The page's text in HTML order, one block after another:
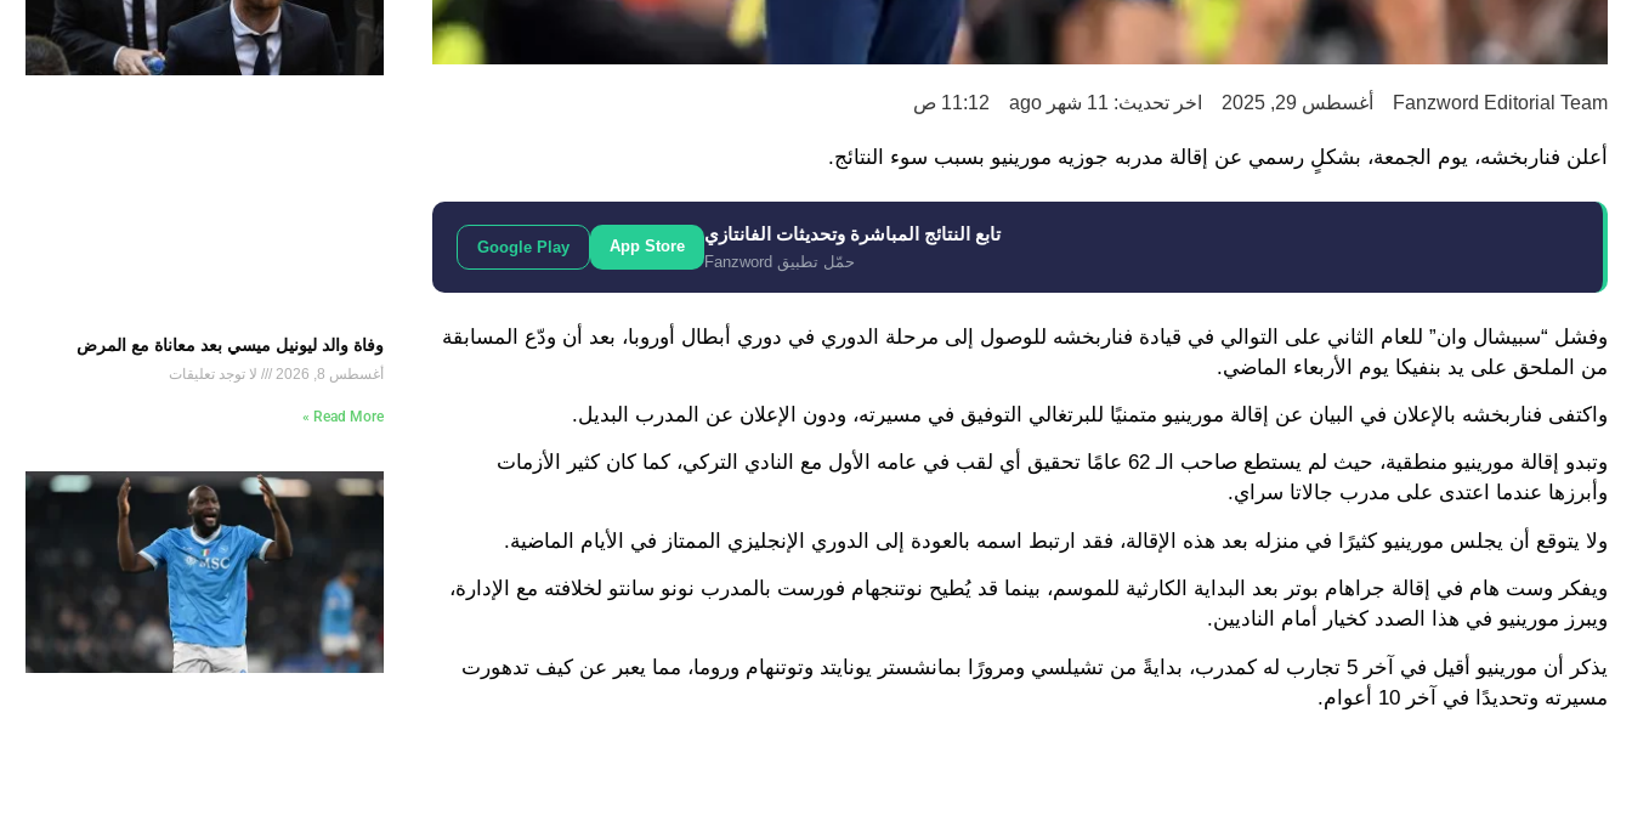
Fanzword Editorial Team أغسطس 29, 2025 اخر تحديث: 11 شهر ago 11:12 ص
أعلن فناربخشه، يوم الجمعة، بشكلٍ رسمي عن إقالة مدربه جوزيه مورينيو بسبب سوء النتائج.
تابع النتائج المباشرة وتحديثات الفانتازي
حمّل تطبيق Fanzword
App Store
Google Play
وفشل “سبيشال وان” للعام الثاني على التوالي في قيادة فناربخشه للوصول إلى مرحلة الدوري في دوري أبطال أوروبا، بعد أن ودّع المسابقة
من الملحق على يد بنفيكا يوم الأربعاء الماضي.
واكتفى فناربخشه بالإعلان في البيان عن إقالة مورينيو متمنيًا للبرتغالي التوفيق في مسيرته، ودون الإعلان عن المدرب البديل.
وتبدو إقالة مورينيو منطقية، حيث لم يستطع صاحب الـ 62 عامًا تحقيق أي لقب في عامه الأول مع النادي التركي، كما كان كثير الأزمات
وأبرزها عندما اعتدى على مدرب جالاتا سراي.
ولا يتوقع أن يجلس مورينيو كثيرًا في منزله بعد هذه الإقالة، فقد ارتبط اسمه بالعودة إلى الدوري الإنجليزي الممتاز في الأيام الماضية.
ويفكر وست هام في إقالة جراهام بوتر بعد البداية الكارثية للموسم، بينما قد يُطيح نوتنجهام فورست بالمدرب نونو سانتو لخلافته مع الإدارة،
ويبرز مورينيو في هذا الصدد كخيار أمام الناديين.
يذكر أن مورينيو أقيل في آخر 5 تجارب له كمدرب، بدايةً من تشيلسي ومرورًا بمانشستر يونايتد وتوتنهام وروما، مما يعبر عن كيف تدهورت
مسيرته وتحديدًا في آخر 10 أعوام.
وفاة والد ليونيل ميسي بعد معاناة مع المرض
أغسطس 8, 2026 لا توجد تعليقات
Read More »